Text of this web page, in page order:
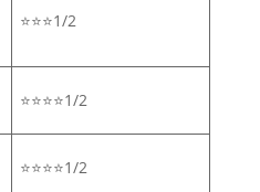
⭐⭐⭐1/2
⭐⭐⭐⭐1/2
⭐⭐⭐⭐1/2